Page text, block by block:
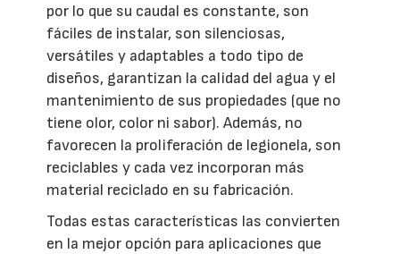
por lo que su caudal es constante, son
fáciles de instalar, son silenciosas,
versátiles y adaptables a todo tipo de
diseños, garantizan la calidad del agua y el
mantenimiento de sus propiedades (que no
tiene olor, color ni sabor). Además, no
favorecen la proliferación de legionela, son
reciclables y cada vez incorporan más
material reciclado en su fabricación.
Todas estas características las convierten
en la mejor opción para aplicaciones que